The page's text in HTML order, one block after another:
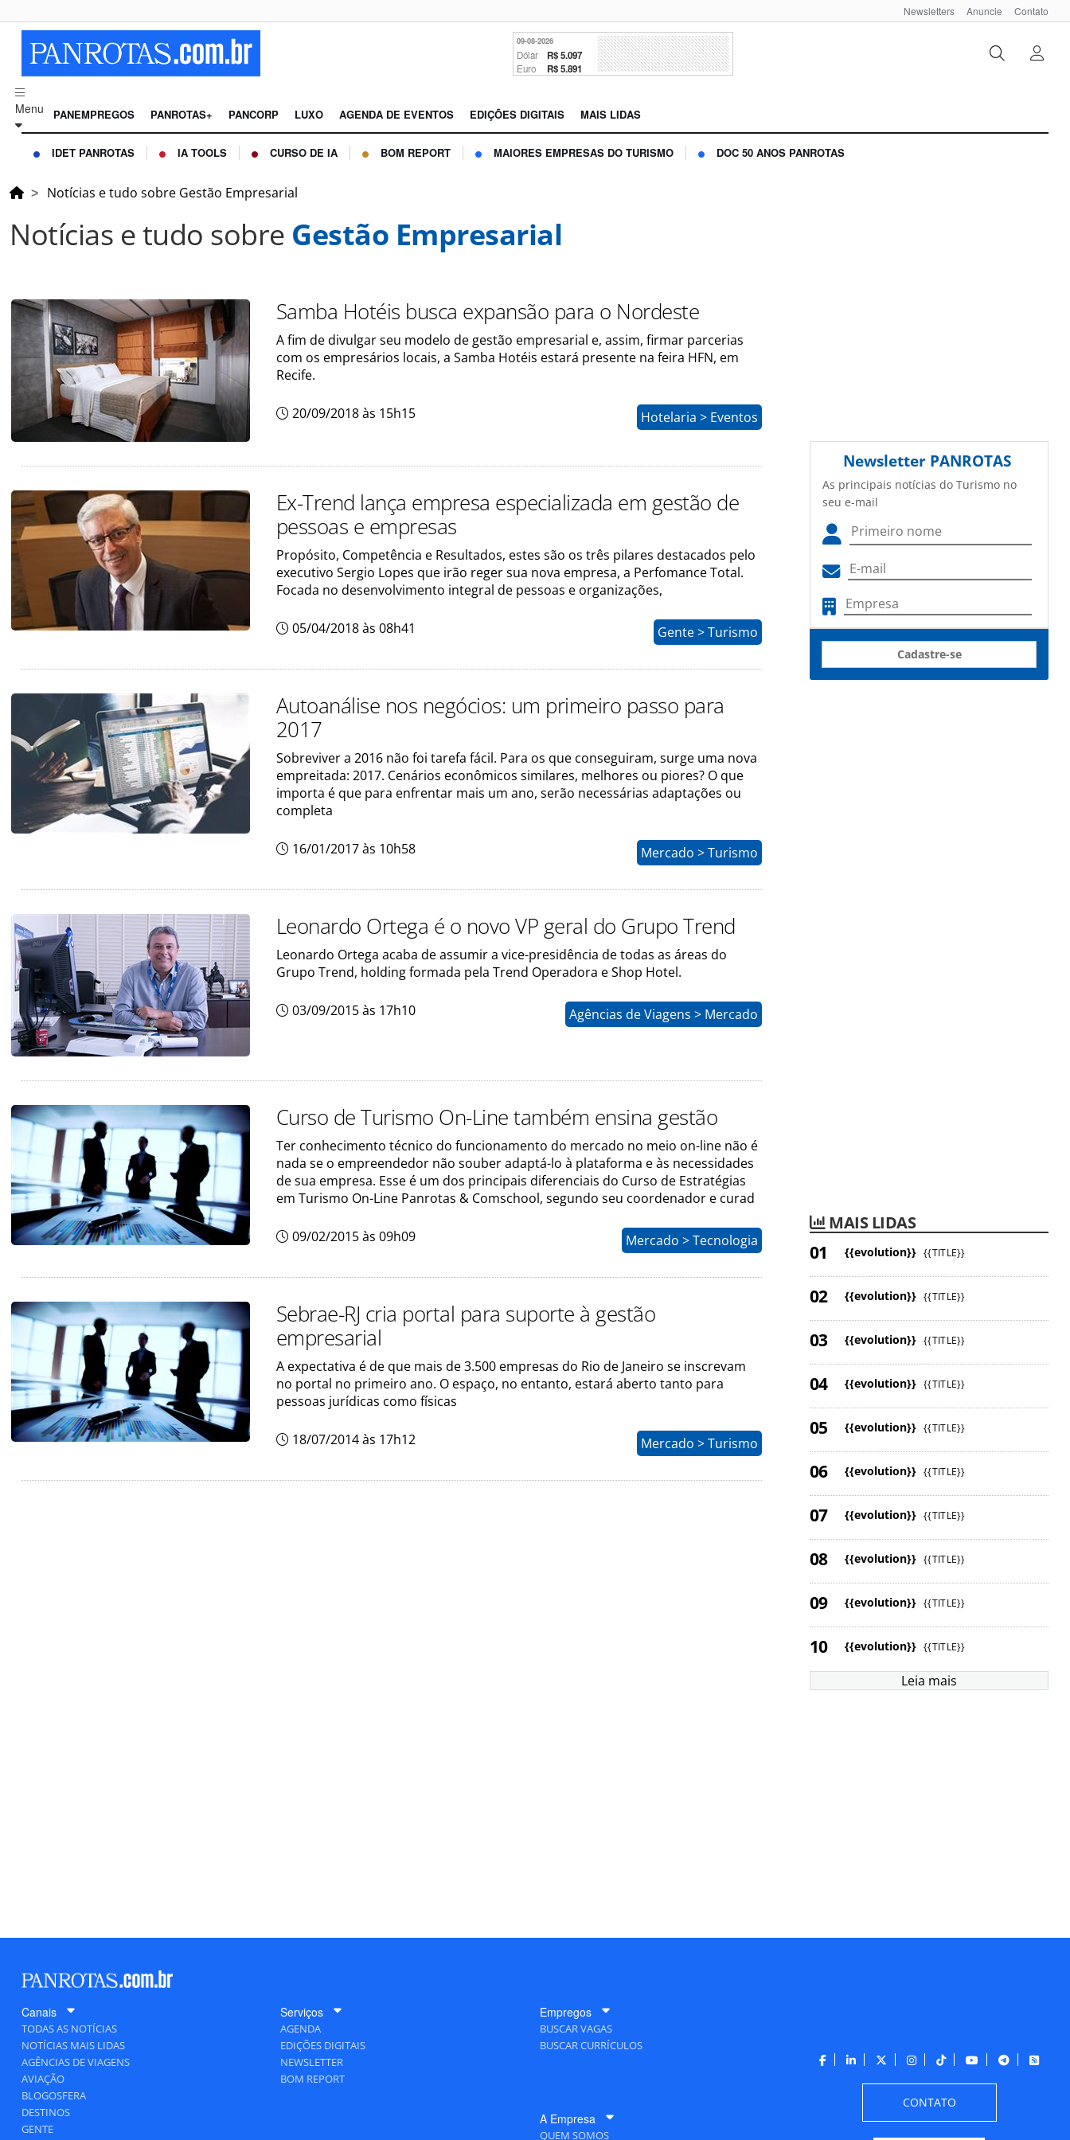
Newsletters Anuncie Contato
09-08-2026
Dólar R$ 5.097
Euro R$ 5.891
Menu PANEMPREGOS PANROTAS+ PANCORP LUXO AGENDA DE EVENTOS EDIÇÕES DIGITAIS MAIS LIDAS
IDET PANROTAS IA TOOLS CURSO DE IA BOM REPORT MAIORES EMPRESAS DO TURISMO DOC 50 ANOS PANROTAS
Notícias e tudo sobre Gestão Empresarial
Notícias e tudo sobre Gestão Empresarial
Samba Hotéis busca expansão para o Nordeste
A fim de divulgar seu modelo de gestão empresarial e, assim, firmar parcerias
com os empresários locais, a Samba Hotéis estará presente na feira HFN, em
Recife.
20/09/2018 às 15h15 Hotelaria > Eventos
Ex-Trend lança empresa especializada em gestão de
pessoas e empresas
Propósito, Competência e Resultados, estes são os três pilares destacados pelo
executivo Sergio Lopes que irão reger sua nova empresa, a Perfomance Total.
Focada no desenvolvimento integral de pessoas e organizações,
05/04/2018 às 08h41 Gente > Turismo
Autoanálise nos negócios: um primeiro passo para
2017
Sobreviver a 2016 não foi tarefa fácil. Para os que conseguiram, surge uma nova
empreitada: 2017. Cenários econômicos similares, melhores ou piores? O que
importa é que para enfrentar mais um ano, serão necessárias adaptações ou
completa
16/01/2017 às 10h58 Mercado > Turismo
Leonardo Ortega é o novo VP geral do Grupo Trend
Leonardo Ortega acaba de assumir a vice-presidência de todas as áreas do
Grupo Trend, holding formada pela Trend Operadora e Shop Hotel.
03/09/2015 às 17h10 Agências de Viagens > Mercado
Curso de Turismo On-Line também ensina gestão
Ter conhecimento técnico do funcionamento do mercado no meio on-line não é
nada se o empreendedor não souber adaptá-lo à plataforma e às necessidades
de sua empresa. Esse é um dos principais diferenciais do Curso de Estratégias
em Turismo On-Line Panrotas & Comschool, segundo seu coordenador e curad
09/02/2015 às 09h09 Mercado > Tecnologia
Sebrae-RJ cria portal para suporte à gestão
empresarial
A expectativa é de que mais de 3.500 empresas do Rio de Janeiro se inscrevam
no portal no primeiro ano. O espaço, no entanto, estará aberto tanto para
pessoas jurídicas como físicas
18/07/2014 às 17h12 Mercado > Turismo
Newsletter PANROTAS
As principais notícias do Turismo no
seu e-mail
Cadastre-se
MAIS LIDAS
{{evolution}} {{TITLE}}
{{evolution}} {{TITLE}}
{{evolution}} {{TITLE}}
{{evolution}} {{TITLE}}
{{evolution}} {{TITLE}}
{{evolution}} {{TITLE}}
{{evolution}} {{TITLE}}
{{evolution}} {{TITLE}}
{{evolution}} {{TITLE}}
{{evolution}} {{TITLE}}
Leia mais
Canais
TODAS AS NOTÍCIAS
NOTÍCIAS MAIS LIDAS
AGÊNCIAS DE VIAGENS
AVIAÇÃO
BLOGOSFERA
DESTINOS
GENTE
Serviços
AGENDA
EDIÇÕES DIGITAIS
NEWSLETTER
BOM REPORT
Empregos
BUSCAR VAGAS
BUSCAR CURRÍCULOS
A Empresa
QUEM SOMOS
CONTATO